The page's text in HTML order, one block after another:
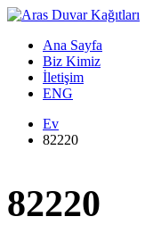
Ana Sayfa
Biz Kimiz
İletişim
ENG
Ev
82220
82220